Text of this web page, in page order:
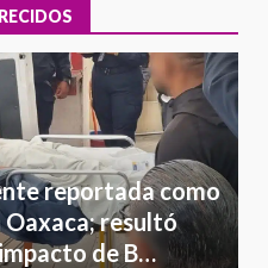
reportada como
Oaxaca; resultó
de B…